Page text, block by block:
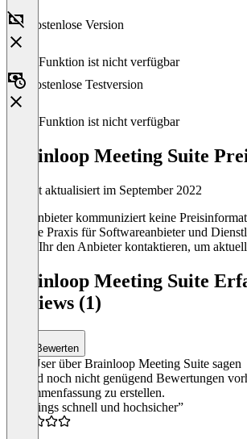
Kostenlose Version
Diese Funktion ist nicht verfügbar
Kostenlose Testversion
Diese Funktion ist nicht verfügbar
Brainloop Meeting Suite
Zuletzt aktualisiert im September 2022
Der Anbieter kommuniziert keine
übliche Praxis für Softwareanbieter und
könnt Ihr den Anbieter kontaktieren, um
Brainloop Meeting Suite
Reviews (1)
Bewerten
Was User über Brainloop Meeting Suite sagen
Es sind noch nicht genügend Bewertungen
Zusammenfassung zu erstellen.
“Meetings schnell und hochsicher”